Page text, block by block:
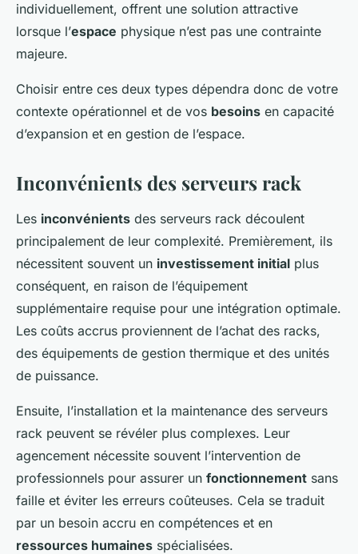
individuellement, offrent une solution attractive
lorsque l’espace physique n’est pas une contrainte
majeure.
Choisir entre ces deux types dépendra donc de votre
contexte opérationnel et de vos besoins en capacité
d’expansion et en gestion de l’espace.
Inconvénients des serveurs rack
Les inconvénients des serveurs rack découlent
principalement de leur complexité. Premièrement, ils
nécessitent souvent un investissement initial plus
conséquent, en raison de l’équipement
supplémentaire requise pour une intégration optimale.
Les coûts accrus proviennent de l’achat des racks,
des équipements de gestion thermique et des unités
de puissance.
Ensuite, l’installation et la maintenance des serveurs
rack peuvent se révéler plus complexes. Leur
agencement nécessite souvent l’intervention de
professionnels pour assurer un fonctionnement sans
faille et éviter les erreurs coûteuses. Cela se traduit
par un besoin accru en compétences et en
ressources humaines spécialisées.